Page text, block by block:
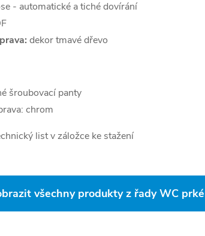
- automatické a tiché dovírání
dekor tmavé dřevo
šroubovací panty
chrom
list v záložce ke stažení
všechny produkty z řady WC